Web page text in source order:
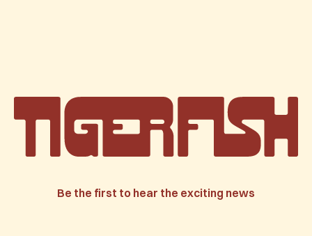
Be the first to hear the exciting news